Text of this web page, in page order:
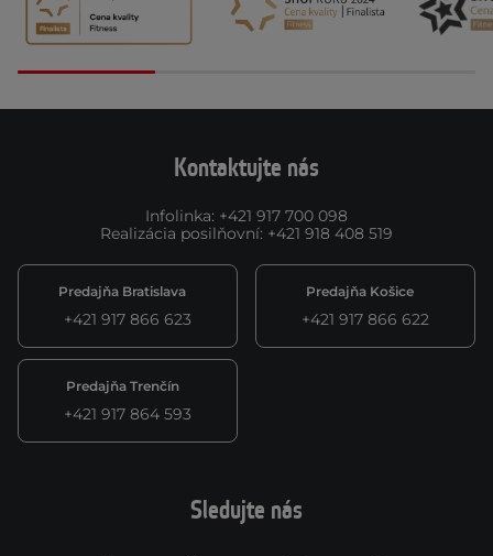
Kontaktujte nás
Infolinka: +421 917 700 098
Realizácia posilňovní: +421 918 408 519
Predajňa Bratislava
+421 917 866 623
Predajňa Košice
+421 917 866 622
Predajňa Trenčín
+421 917 864 593
Sledujte nás